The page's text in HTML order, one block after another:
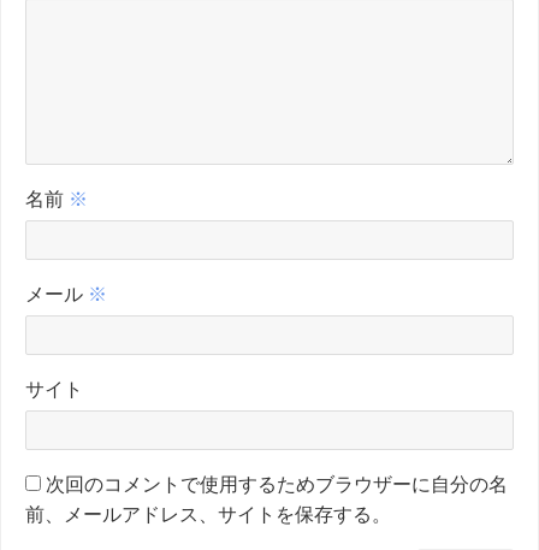
名前 ※
メール ※
サイト
次回のコメントで使用するためブラウザーに自分の名
前、メールアドレス、サイトを保存する。